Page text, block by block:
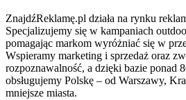
ZnajdźReklamę.pl działa na rynku
Specjalizujemy się w kampaniach
pomagając markom wyróżniać się w
Wspieramy marketing i sprzedaż oraz
rozpoznawalność, a dzięki bazie ponad
obsługujemy Polskę – od Warszawy,
mniejsze miasta.